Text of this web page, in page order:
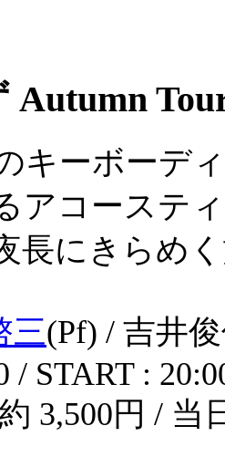
Autumn
キーボーデ
アコーステ
長にきらめ
三(Pf) / 吉井
/ START :
3,500円 / 当